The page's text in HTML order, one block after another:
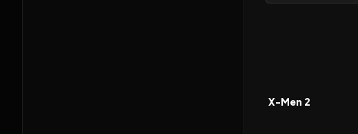
FILM
X-Men 2